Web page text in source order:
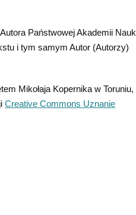
Państwowej Akademii Nauk
i tym samym Autor (Autorzy)
Mikołaja Kopernika w Toruniu,
Creative Commons Uznanie